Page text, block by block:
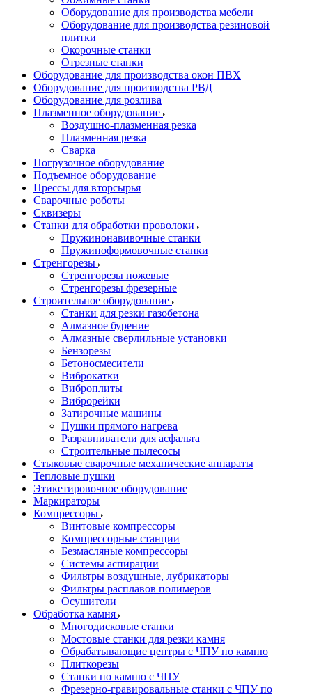
Оборудование для производства мебели
Оборудование для производства резиновой
плитки
Окорочные станки
Отрезные станки
Оборудование для производства окон ПВХ
Оборудование для производства РВД
Оборудование для розлива
Плазменное оборудование
Воздушно-плазменная резка
Плазменная резка
Сварка
Погрузочное оборудование
Подъемное оборудование
Прессы для вторсырья
Сварочные роботы
Сквизеры
Станки для обработки проволоки
Пружинонавивочные станки
Пружиноформовочные станки
Стренгорезы
Стренгорезы ножевые
Стренгорезы фрезерные
Строительное оборудование
Станки для резки газобетона
Алмазное бурение
Алмазные сверлильные установки
Бензорезы
Бетоносмесители
Виброкатки
Виброплиты
Виброрейки
Затирочные машины
Пушки прямого нагрева
Разравниватели для асфальта
Строительные пылесосы
Стыковые сварочные механические аппараты
Тепловые пушки
Этикетировочное оборудование
Маркираторы
Компрессоры
Винтовые компрессоры
Компрессорные станции
Безмасляные компрессоры
Системы аспирации
Фильтры воздушные, лубрикаторы
Фильтры расплавов полимеров
Осушители
Обработка камня
Многодисковые станки
Мостовые станки для резки камня
Обрабатывающие центры с ЧПУ по камню
Плиткорезы
Станки по камню с ЧПУ
Фрезерно-гравировальные станки с ЧПУ по